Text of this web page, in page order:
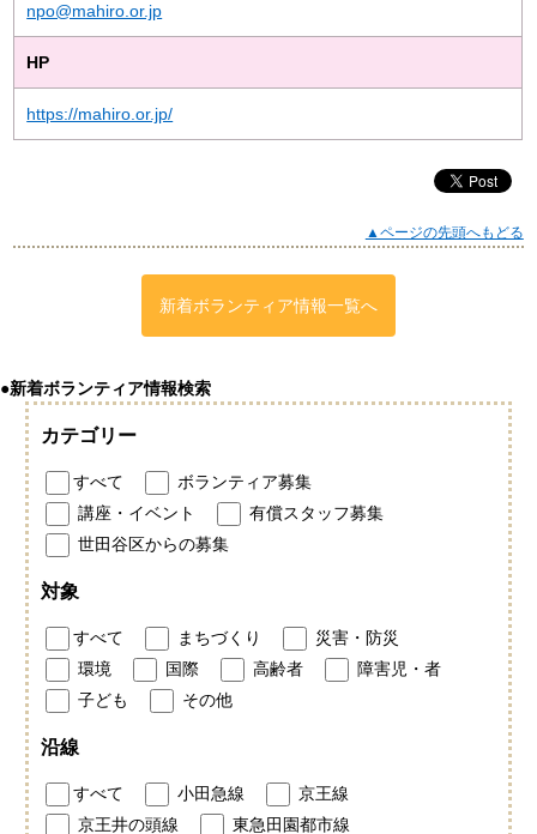
npo@mahiro.or.jp
HP
https://mahiro.or.jp/
▲ページの先頭へもどる
新着ボランティア情報一覧へ
●新着ボランティア情報検索
カテゴリー
すべて
ボランティア募集
講座・イベント
有償スタッフ募集
世田谷区からの募集
対象
すべて まちづくり
災害・防災
環境
国際 高齢者
障害児・者
子ども
その他
沿線
すべて 小田急線
京王線
京王井の頭線
東急田園都市線